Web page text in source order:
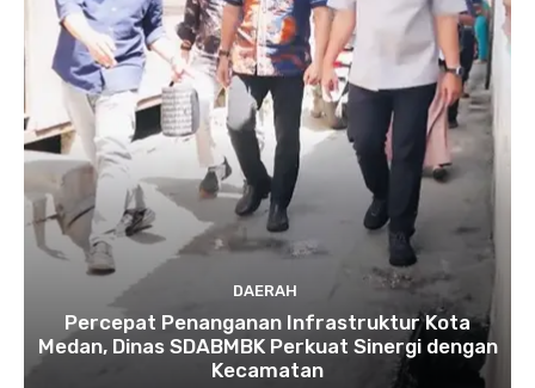
DAERAH
Percepat Penanganan Infrastruktur Kota
Medan, Dinas SDABMBK Perkuat Sinergi dengan
Kecamatan